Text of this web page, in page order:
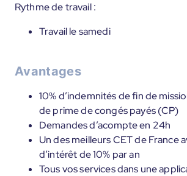
Rythme de travail :
Travail le samedi
Avantages
10% d’indemnités de fin de
de prime de congés payés (CP)
Demandes d’acompte en 24h
Un des meilleurs CET de France
d’intérêt de 10% par an
Tous vos services dans une